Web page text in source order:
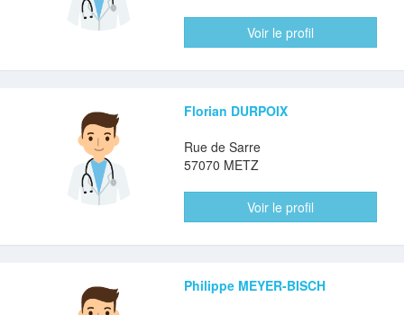
Voir le profil
Florian DURPOIX
Rue de Sarre
57070 METZ
Voir le profil
Philippe MEYER-BISCH